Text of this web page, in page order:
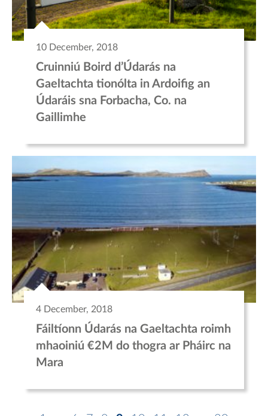
10 December, 2018
Cruinniú Boird d’Údarás na
Gaeltachta tionólta in Ardoifig an
Údaráis sna Forbacha, Co. na
Gaillimhe
4 December, 2018
Fáiltíonn Údarás na Gaeltachta roimh
mhaoiniú €2M do thogra ar Pháirc na
Mara